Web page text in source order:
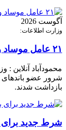
آگوست 2026
وزارت اطلاعات:
۲۱ عامل موساد و ۴ عضو باند‌های مسلح بازداشت شدند
شرور عضو
بازداشت شدند.
شرط جدید برای